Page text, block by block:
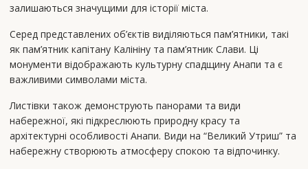
залишаються значущими для історії міста.
Серед представлених об’єктів виділяються пам’ятники, такі
як пам’ятник капітану Калініну та пам’ятник Слави. Ці
монументи відображають культурну спадщину Анапи та є
важливими символами міста.
Листівки також демонструють панорами та види
набережної, які підкреслюють природну красу та
архітектурні особливості Анапи. Види на “Великий Утриш” та
набережну створюють атмосферу спокою та відпочинку.